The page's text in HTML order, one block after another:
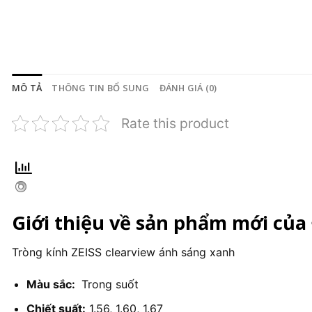
MÔ TẢ THÔNG TIN BỔ SUNG ĐÁNH GIÁ (0)
Rate this product
Giới thiệu về sản phẩm mới
Tròng kính ZEISS clearview ánh sáng xanh
Màu sắc: Trong suốt
Chiết suất: 1.56, 1.60, 1.67